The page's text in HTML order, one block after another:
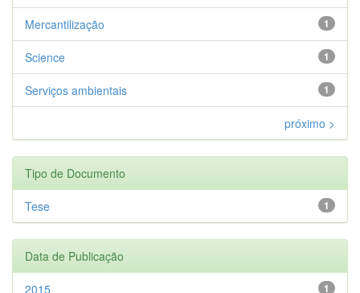
1
Mercantilização
1
Science
1
Serviços ambientais
próximo >
Tipo de Documento
1
Tese
Data de Publicação
1
2015